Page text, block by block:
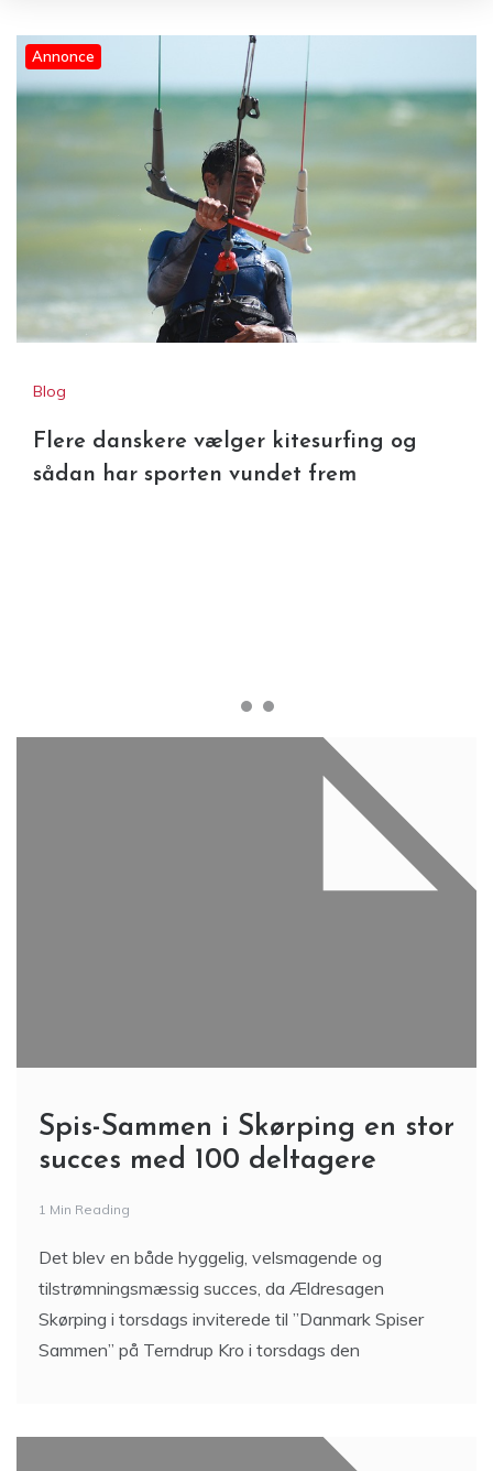
Annonce
Blog
Flere danskere vælger kitesurfing og
sådan har sporten vundet frem
Spis-Sammen i Skørping en stor
succes med 100 deltagere
1 Min Reading
Det blev en både hyggelig, velsmagende og
tilstrømningsmæssig succes, da Ældresagen
Skørping i torsdags inviterede til ”Danmark Spiser
Sammen” på Terndrup Kro i torsdags den